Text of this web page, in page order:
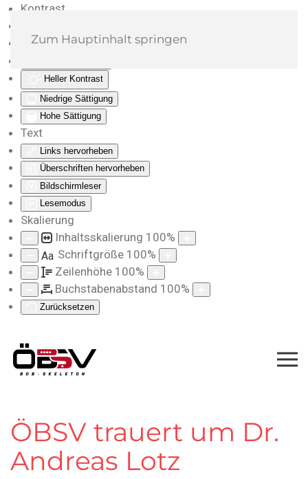
Kontrast
Monochrom
Heller Kontrast
Niedrige Sättigung
Hohe Sättigung
Text
Links hervorheben
Überschriften hervorheben
Bildschirmleser
Lesemodus
Skalierung
Inhaltsskalierung 100%
Aa Schriftgröße 100%
Zeilenhöhe 100%
Buchstabenabstand 100%
Zurücksetzen
Zum Hauptinhalt springen
ÖBSV trauert um Dr.
Andreas Lotz